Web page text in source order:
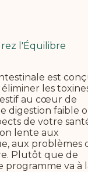
l'Équilibre
est
les
au cœur de
digestion faible
de votre
lente aux
aux problèmes
Plutôt que de
programme va à